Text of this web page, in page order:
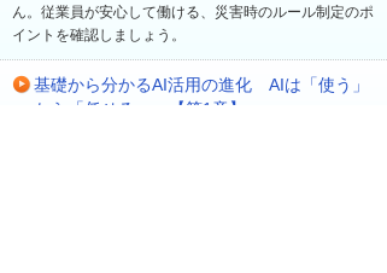
ん。従業員が安心して働ける、災害時のルール制定のポ
イントを確認しましょう。
基礎から分かるAI活用の進化 AIは「使う」
から「任せる」へ【第1章】